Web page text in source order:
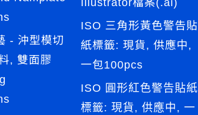
- 沖型模切
, 雙面膠
ISO 三角形黃色警告貼
紙標籤: 現貨, 供應中,
一包100pcs
ISO 圓形紅色警告貼紙
標籤: 現貨, 供應中, 一